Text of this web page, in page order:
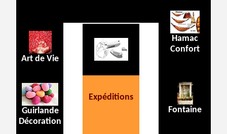
Expéditions
Art de Vie
Guirlande
Décoration
Hamac
Confort
Fontaine